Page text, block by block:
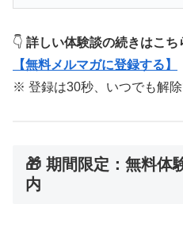
👇 詳しい体験談の続きはこち
【無料メルマガに登録する】
※ 登録は30秒、いつでも解除
🎁 期間限定：無料体
内